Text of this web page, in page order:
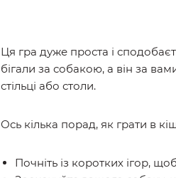
Ця гра дуже проста і
бігали за собакою, а він за
стільці або столи.
Ось кілька порад, як грати в
Почніть із коротких ігор,